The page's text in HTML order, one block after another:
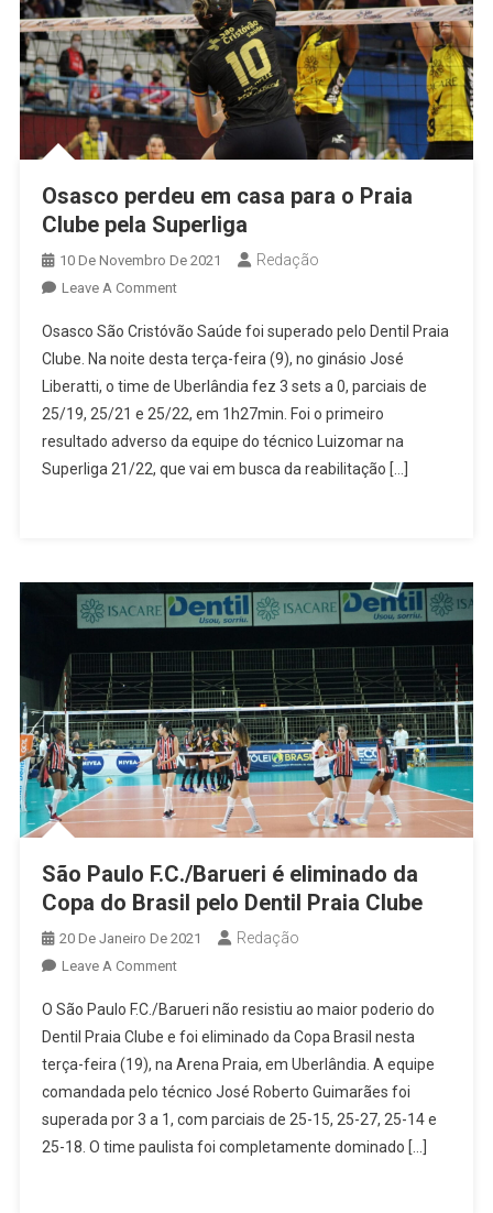
Osasco perdeu em casa para o Praia
Clube pela Superliga
10 De Novembro De 2021 Redação
Leave A CommentOn
Perdeu
Em
Casa
Para
O
Praia
Osasco São Cristóvão Saúde foi superado pelo Dentil Praia
Clube. Na noite desta terça-feira (9), no ginásio José
Liberatti, o time de Uberlândia fez 3 sets a 0, parciais de
25/19, 25/21 e 25/22, em 1h27min. Foi o primeiro
resultado adverso da equipe do técnico Luizomar na
Superliga 21/22, que vai em busca da reabilitação […]
São Paulo F.C./Barueri é eliminado da
Copa do Brasil pelo Dentil Praia Clube
20 De Janeiro De 2021 Redação
Leave A CommentOn
Paulo
F.C./Barueri
É
Eliminado
Da
Copa
O São Paulo F.C./Barueri não resistiu ao maior poderio do
Dentil Praia Clube e foi eliminado da Copa Brasil nesta
terça-feira (19), na Arena Praia, em Uberlândia. A equipe
comandada pelo técnico José Roberto Guimarães foi
superada por 3 a 1, com parciais de 25-15, 25-27, 25-14 e
25-18. O time paulista foi completamente dominado […]